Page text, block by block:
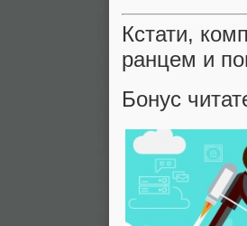
Кстати,
ранцем и
Бонус